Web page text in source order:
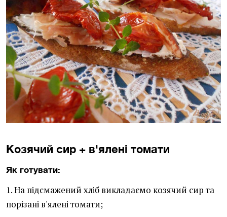
Козячий сир + в'ялені томати
Як готувати:
1. На підсмажений хліб викладаємо козячий сир та
порізані в'ялені томати;